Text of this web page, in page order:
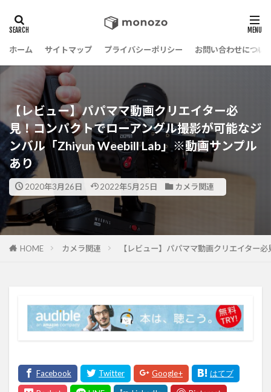
ホーム サイトマップ プライバシーポリシー お問い合わせについ
【レビュー】パパママ動画クリエイター必
見！コンパクトでローアングル撮影が可能なジ
ンバル「Zhiyun Weebill Lab」※動画サンプル
あり
2020年3月26日 2022年5月25日 カメラ関連
HOME カメラ関連 【レビュー】パパママ動画クリエイター